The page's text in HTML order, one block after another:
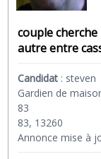
couple
autre entre
Candidat : steven
Gardien de
83
83, 13260
Annonce mise à